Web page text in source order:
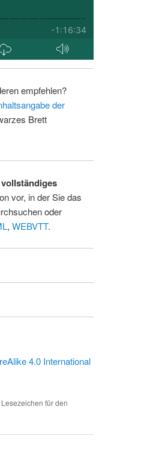
empfehlen?
der
Brett
vollständiges
vor, in der Sie das
oder
, WEBVTT.
4.0 International
für den